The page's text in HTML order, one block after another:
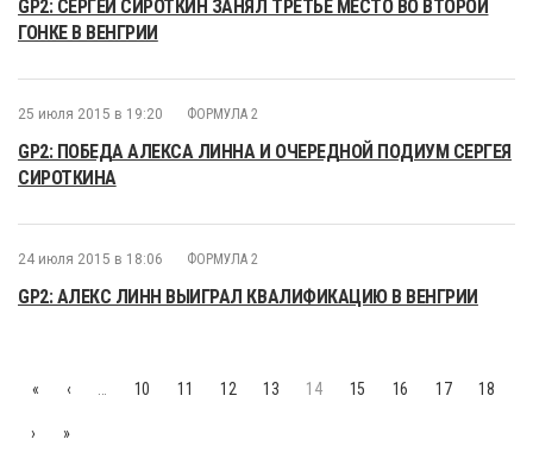
GP2: СЕРГЕЙ СИРОТКИН ЗАНЯЛ ТРЕТЬЕ МЕСТО ВО ВТОРОЙ
ГОНКЕ В ВЕНГРИИ
25 июля 2015 в 19:20 ФОРМУЛА 2
GP2: ПОБЕДА АЛЕКСА ЛИННА И ОЧЕРЕДНОЙ ПОДИУМ СЕРГЕЯ
СИРОТКИНА
24 июля 2015 в 18:06 ФОРМУЛА 2
GP2: АЛЕКС ЛИНН ВЫИГРАЛ КВАЛИФИКАЦИЮ В ВЕНГРИИ
« ‹ 10 11 12 13 14 15 16 17 18
› »